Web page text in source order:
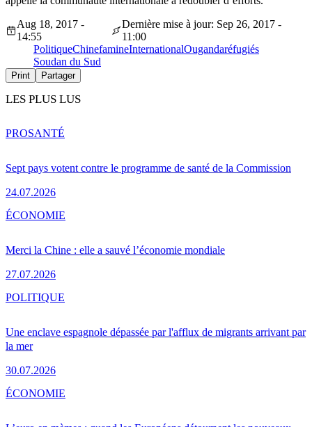
Aug 18, 2017 -
14:55
Dernière mise à jour: Sep 26, 2017 -
11:00
PolitiqueChinefamineInternationalOugandaréfugiés
Soudan du Sud
Print Partager
LES PLUS LUS
Sept pays votent contre le programme de santé de la Commission
24.07.2026
PROSANTÉ
Merci la Chine : elle a sauvé l’économie mondiale
27.07.2026
ÉCONOMIE
Une enclave espagnole dépassée par l'afflux de migrants arrivant par
la mer
30.07.2026
POLITIQUE
ÉCONOMIE